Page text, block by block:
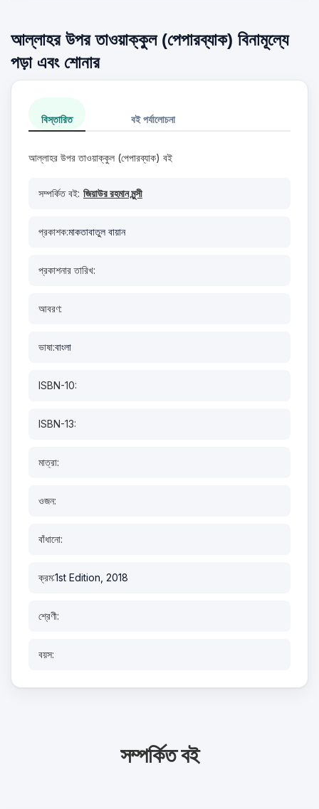
আল্লাহর উপর তাওয়াক্কুল (পেপারব্যাক) বিনামূল্যে
পড়া এবং শোনার
বিস্তারিত বই পর্যালোচনা
আল্লাহর উপর তাওয়াক্কুল (পেপারব্যাক) বই
সম্পর্কিত বই: জিয়াউর রহমান মুন্সী
প্রকাশক:মাকতাবাতুল বায়ান
প্রকাশনার তারিখ:
আবরণ:
ভাষা:বাংলা
ISBN-10:
ISBN-13:
মাত্রা:
ওজন:
বাঁধানো:
ক্রম:1st Edition, 2018
শ্রেণী:
বয়স:
সম্পর্কিত বই